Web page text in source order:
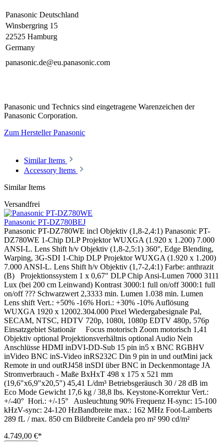
Panasonic Deutschland
Winsbergring 15
22525 Hamburg
Germany
panasonic.de@eu.panasonic.com
Panasonic und Technics sind eingetragene Warenzeichen der
Panasonic Corporation.
Zum Hersteller Panasonic
Similar Items
Accessory Items
Similar Items
Versandfrei
Panasonic PT-DZ780BEJ
Panasonic PT-DZ780WE incl Objektiv (1,8-2,4:1) Pa­na­so­nic PT-
DZ780WE 1-Chip DLP Pro­jek­tor WUXGA (1.920 x 1.200) 7.000
ANSI-L. Lens Shift h/v Ob­jek­tiv (1,​8-2,​5:1) 360°, Edge Blending,
Warping, 3G-SDI 1-Chip DLP Projektor WUXGA (1.920 x 1.200)
7.000 ANSI-L. Lens Shift h/v Objektiv (1,7-2,4:1) Farbe: anthrazit
(B) Projektionssystem 1 x 0,67" DLP Chip Ansi-Lumen 7000 3111
Lux (bei 200 cm Leinwand) Kontrast 3000:1 full on/off 3000:1 full
on/off ??? Schwarzwert 2,3333 min. Lumen 1.038 min. Lumen
Lens shift Vert.: +50% -16% Hori.: +30% -10% Auflösung
WUXGA 1920 x 12002.304.000 Pixel Wiedergabesignale Pal,
SECAM, NTSC, HDTV 720p, 1080i, 1080p EDTV 480p, 576p
Einsatzgebiet Stationär Focus motorisch Zoom motorisch 1,41
Objektiv optional Projektionsverhältnis optional Audio Nein
Anschlüsse HDMI inDVI-DD-Sub 15 pin in5 x BNC RGBHV
inVideo BNC inS-Video inRS232C Din 9 pin in und outMini jack
Remote in und outRJ458 inSDI über BNC in Deckenmontage JA
Stromverbrauch - Maße BxHxT 498 x 175 x 521 mm
(19,6"x6,9"x20,5") 45,41 L/dm³ Betriebsgeräusch 30 / 28 dB im
Eco Mode Gewicht 17,6 kg / 38,8 lbs. Keystone-Korrektur Vert.:
+/-40° Hori.: +/-15° Ausleuchtung 90% Frequenz H-sync: 15-100
kHzV-sync: 24-120 HzBandbreite max.: 162 MHz Foot-Lamberts
289 fL / max. 850 cm Bildbreite Candela pro m² 990 cd/m²
4.749,00 €*